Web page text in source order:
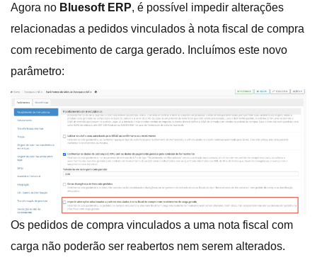
Agora no Bluesoft ERP, é possível impedir alterações
relacionadas a pedidos vinculados à nota fiscal de compra
com recebimento de carga gerado. Incluímos este novo
parâmetro:
Os pedidos de compra vinculados a uma nota fiscal com
carga não poderão ser reabertos nem serem alterados.